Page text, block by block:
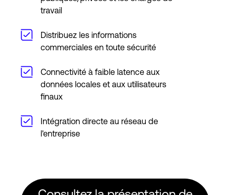
travail
Distribuez les informations
commerciales en toute sécurité
Connectivité à faible latence aux
données locales et aux utilisateurs
finaux
Intégration directe au réseau de
l'entreprise